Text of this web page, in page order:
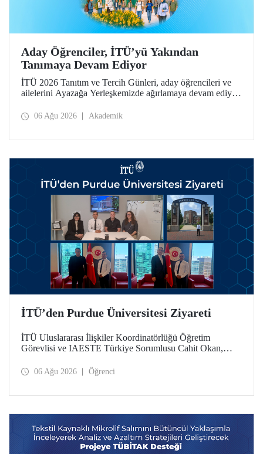
Aday Öğrenciler, İTÜ’yü Yakından
Tanımaya Devam Ediyor
İTÜ 2026 Tanıtım ve Tercih Günleri, aday öğrencileri ve
ailelerini Ayazağa Yerleşkemizde ağırlamaya devam ediyor.
ilgili fakülte ve birimler adaylara bilgi vermeye devam
06 Ağu 2026 Akademik
İTÜ’den Purdue Üniversitesi Ziyareti
İTÜ Uluslararası İlişkiler Koordinatörlüğü Öğretim
Görevlisi ve IAESTE Türkiye Sorumlusu Cahit Okan,
Temmuz tarihlerinde ABD’de dünyanın önde gelen
06 Ağu 2026 Öğrenci